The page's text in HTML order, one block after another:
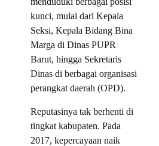
kunci, mulai dari Kepala
Seksi, Kepala Bidang Bina
Marga di Dinas PUPR
Barut, hingga Sekretaris
Dinas di berbagai organisasi
perangkat daerah (OPD).
Reputasinya tak berhenti di
tingkat kabupaten. Pada
2017, kepercayaan naik